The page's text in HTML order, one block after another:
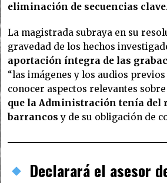
eliminación de secuencias clave.
La magistrada subraya en su
gravedad de los hechos
aportación íntegra de las
“las imágenes y los audios
conocer aspectos relevantes
que la Administración tenía del
barrancos y de su obligación de
Declarará el asesor